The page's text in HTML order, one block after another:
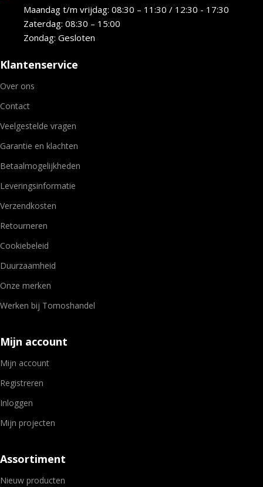
Maandag t/m vrijdag: 08:30 – 11:30 / 12:30 - 17:30
Zaterdag: 08:30 – 15:00
Zondag: Gesloten
Klantenservice
Over ons
Contact
Veelgestelde vragen
Garantie en klachten
Betaalmogelijkheden
Leveringsinformatie
Verzendkosten
Retourneren
Cookiebeleid
Duurzaamheid
Onze merken
Werken bij Tomoshandel
Mijn account
Mijn account
Registreren
Inloggen
Mijn projecten
Assortiment
Nieuw producten